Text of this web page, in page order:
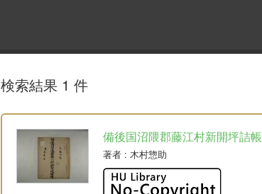
検索結果 1 件
備後国沼隈郡藤江村新開坪詰帳
著者: 木村惣助